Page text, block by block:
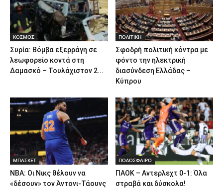
ΚΟΣΜΟΣ
Συρία: Βόμβα εξερράγη σε
λεωφορείο κοντά στη
Δαμασκό – Τουλάχιστον 2...
ΠΟΛΙΤΙΚΗ
Σφοδρή πολιτική κόντρα με
φόντο την ηλεκτρική
διασύνδεση Ελλάδας –
Κύπρου
ΜΠΑΣΚΕΤ
NBA: Οι Νικς θέλουν να
«δέσουν» τον Άντονι-Τάουνς
ΠΟΔΟΣΦΑΙΡΟ
ΠΑΟΚ – Αντερλεχτ 0-1: Όλα
στραβά και δύσκολα!